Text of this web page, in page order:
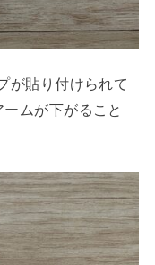
が貼り付けられて
ムが下がること